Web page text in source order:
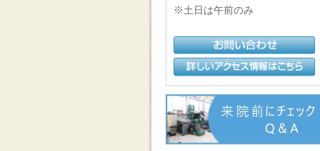
※土日は午前のみ